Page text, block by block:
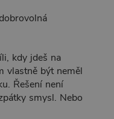
kdy jdeš na
vlastně být neměl
Řešení není
smysl. Nebo